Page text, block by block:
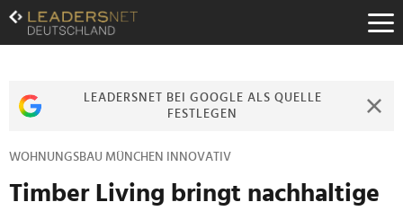
Zum
Inhalt
Zur
Zur
LEADERSNET BEI GOOGLE ALS QUELLE
FESTLEGEN
WOHNUNGSBAU MÜNCHEN INNOVATIV
Timber Living bringt nachhaltige